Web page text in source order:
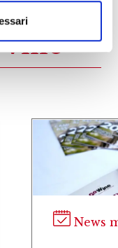
vino
News